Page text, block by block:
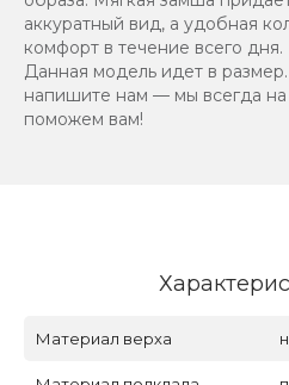
аккуратный вид, а удобная
комфорт в течение всего дня.
Данная модель идет в
напишите нам — мы всегда на
поможем вам!
Материал верха